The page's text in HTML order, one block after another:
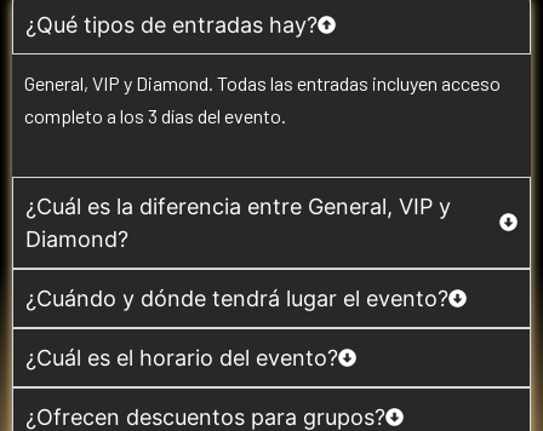
¿Qué tipos de entradas hay?
General, VIP y Diamond. Todas las entradas incluyen acceso
completo a los 3 días del evento.
¿Cuál es la diferencia entre General, VIP y
Diamond?
¿Cuándo y dónde tendrá lugar el evento?
¿Cuál es el horario del evento?
¿Ofrecen descuentos para grupos?